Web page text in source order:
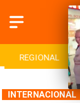
INTERNACIONAL
INTERNACIONAL